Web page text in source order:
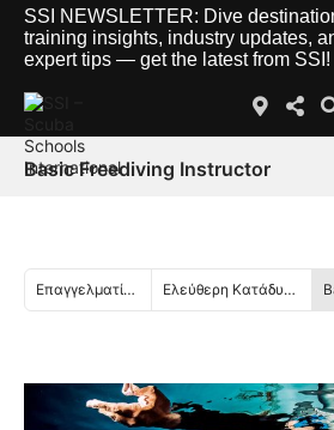
SSI NEWSLETTER: Dive
training insights, industry updates,
expert tips — get the latest from SSI!
Basic Freediving Instructor
Επαγγελματίας Ελεύθερη Κατάδυση